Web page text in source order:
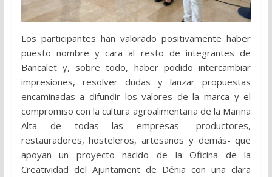
Los participantes han valorado positivamente haber
puesto nombre y cara al resto de integrantes de
Bancalet y, sobre todo, haber podido intercambiar
impresiones, resolver dudas y lanzar propuestas
encaminadas a difundir los valores de la marca y el
compromiso con la cultura agroalimentaria de la Marina
Alta de todas las empresas -productores,
restauradores, hosteleros, artesanos y demás- que
apoyan un proyecto nacido de la Oficina de la
Creatividad del Ajuntament de Dénia con una clara